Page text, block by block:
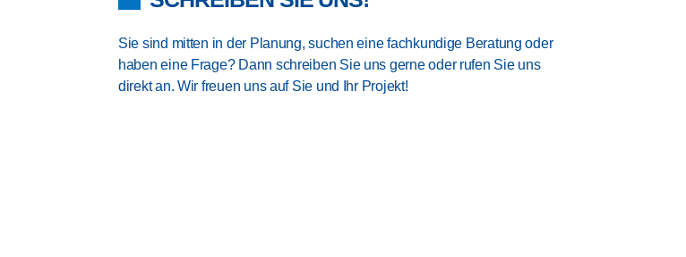
Sie sind mitten in der Planung, suchen eine fachkundige Beratung oder
haben eine Frage? Dann schreiben Sie uns gerne oder rufen Sie uns
direkt an. Wir freuen uns auf Sie und Ihr Projekt!